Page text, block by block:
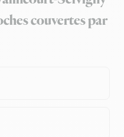
couvertes par